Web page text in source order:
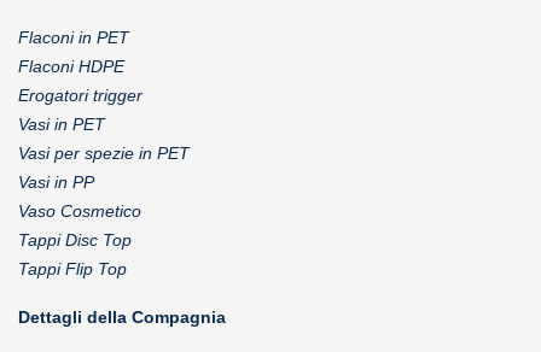
Flaconi in PET
Flaconi HDPE
Erogatori trigger
Vasi in PET
Vasi per spezie in PET
Vasi in PP
Vaso Cosmetico
Tappi Disc Top
Tappi Flip Top
Dettagli della Compagnia